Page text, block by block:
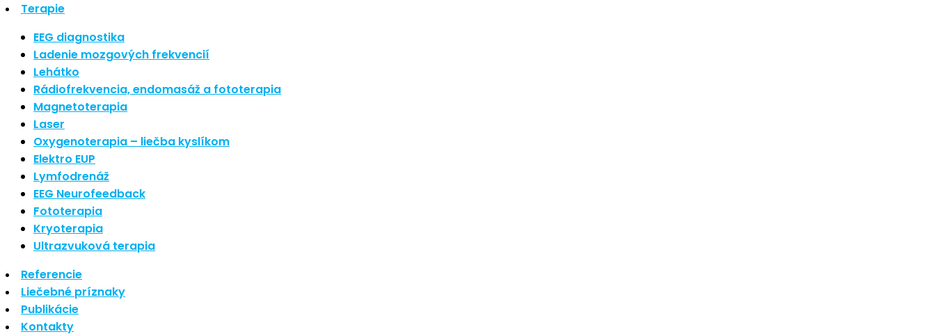
Terapie
EEG diagnostika
Ladenie mozgových frekvencií
Lehátko
Rádiofrekvencia, endomasáž a fototerapia
Magnetoterapia
Laser
Oxygenoterapia – liečba kyslíkom
Elektro EUP
Lymfodrenáž
EEG Neurofeedback
Fototerapia
Kryoterapia
Ultrazvuková terapia
Referencie
Liečebné príznaky
Publikácie
Kontakty
Najnovšie články
Nové polarizované svetlo
So psoriázou netreba žiť
Rozšírenie služieb
Hudba a vývoj mozgu
Najnovšie komentáre
Žiadne komentáre na zobrazenie.
Archív
september 2021
apríl 2021
august 2020